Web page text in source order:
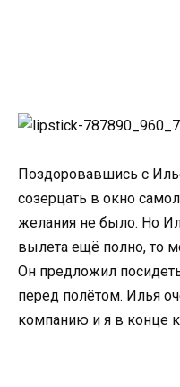
Поздоровавшись с
созерцать в окно
желания не было. Но
вылета ещё полно, то
Он предложил
перед полётом. Илья
компанию и я в конце